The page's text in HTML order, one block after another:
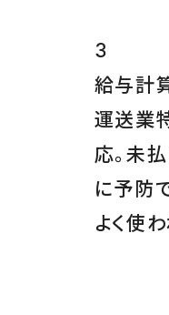
3
給与計
運送業
応。未
に予防
よく使